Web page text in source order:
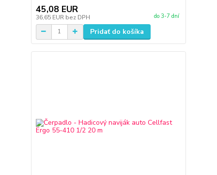
45,08 EUR
36,65 EUR bez DPH do 3-7 dní
Pridať do košíka